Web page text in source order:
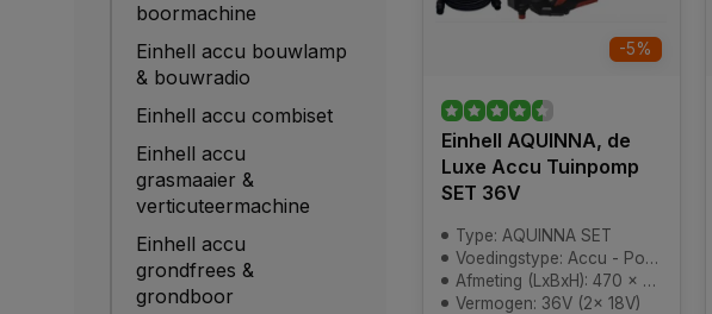
boormachine
Einhell accu bouwlamp
& bouwradio
Einhell accu combiset
Einhell accu
grasmaaier &
verticuteermachine
Einhell accu
grondfrees &
grondboor
-5%
Einhell AQUINNA, de
Luxe Accu Tuinpomp
SET 36V
Type: AQUINNA SET
Voedingstype: Accu - Power-X-Change
Afmeting (LxBxH): 470 x 282 x 287 mm
Vermogen: 36V (2x 18V)